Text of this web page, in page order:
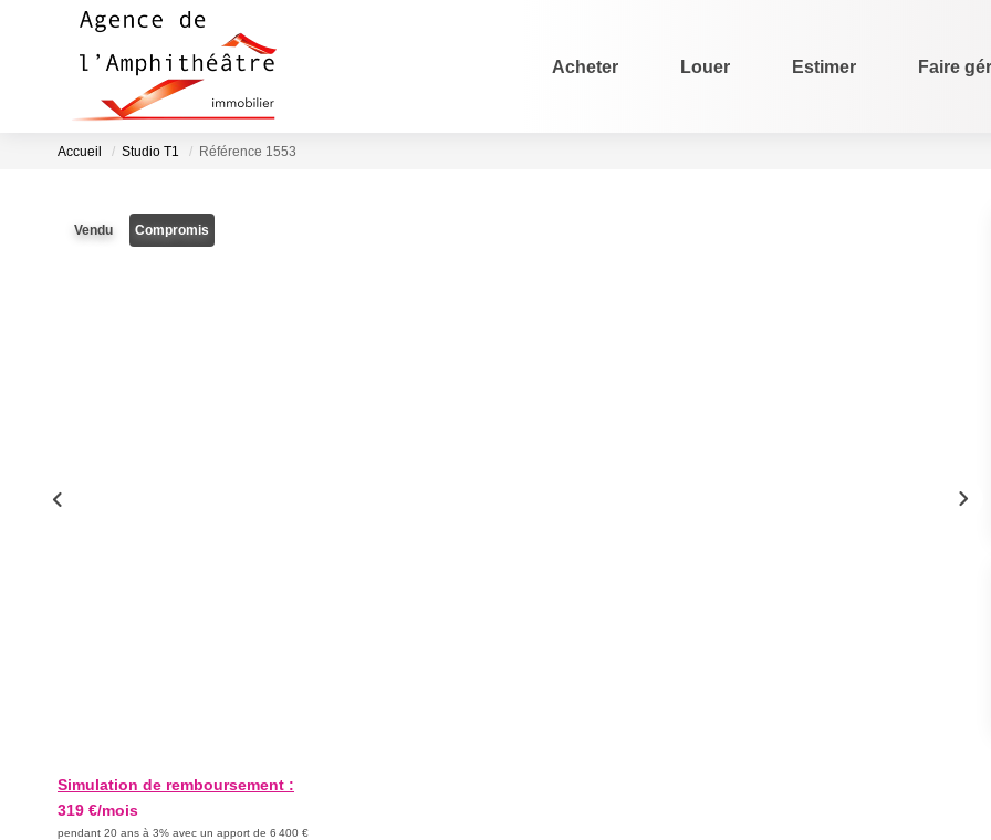
Acheter Louer Estimer Faire
Accueil Studio T1 Référence 1553
Vendu Compromis
Simulation de remboursement :
319 €/mois
pendant 20 ans à 3% avec un apport de 6 400 €